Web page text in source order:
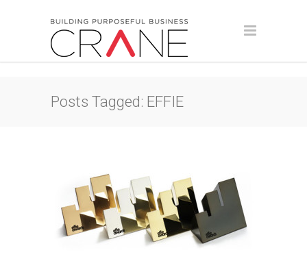
Posts Tagged: EFFIE